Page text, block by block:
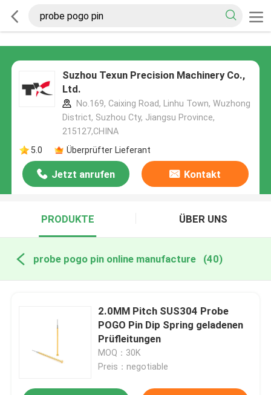
Suzhou Texun Precision Machinery Co.,
Ltd.
No.169, Caixing Road, Linhu Town, Wuzhong
District, Suzhou Cty, Jiangsu Province,
215127,CHINA
5.0
Überprüfter Lieferant
Jetzt anrufen Kontakt
PRODUKTE ÜBER UNS
probe pogo pin online manufacture (40)
2.0MM Pitch SUS304 Probe
POGO Pin Dip Spring geladenen
Prüfleitungen
MOQ：30K
Preis：negotiable